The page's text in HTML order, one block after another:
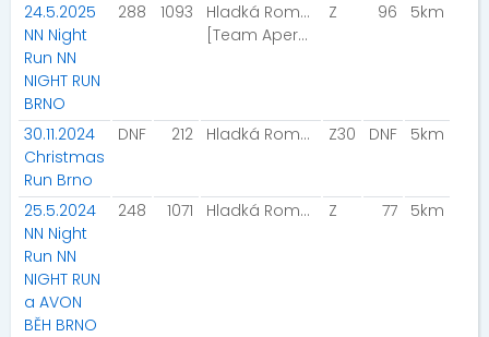
24.5.2025
NN Night
Run NN
NIGHT RUN
BRNO
288 1093
Hladká Romana
[Team Aperol]
Z 96 5km
30.11.2024
Christmas
Run Brno
DNF 212 Hladká Romana Z30 DNF 5km
25.5.2024
NN Night
Run NN
NIGHT RUN
a AVON
BĚH BRNO
248 1071 Hladká Romana Z 77 5km